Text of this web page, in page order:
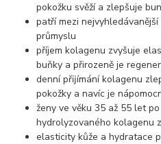
pokožku svěží a zlepšuje
patří mezi
průmyslu
příjem kolagenu zvyšuje
buňky a přirozeně je
denní přĳímání kolagenu
pokožky a navíc je
ženy ve věku 35 až 55 let
hydrolyzovaného kolagenu
elasticity kůže a hydratace